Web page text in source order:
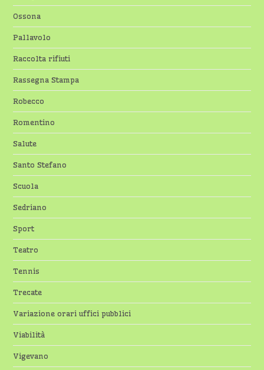
Ossona
Pallavolo
Raccolta rifiuti
Rassegna Stampa
Robecco
Romentino
Salute
Santo Stefano
Scuola
Sedriano
Sport
Teatro
Tennis
Trecate
Variazione orari uffici pubblici
Viabilità
Vigevano